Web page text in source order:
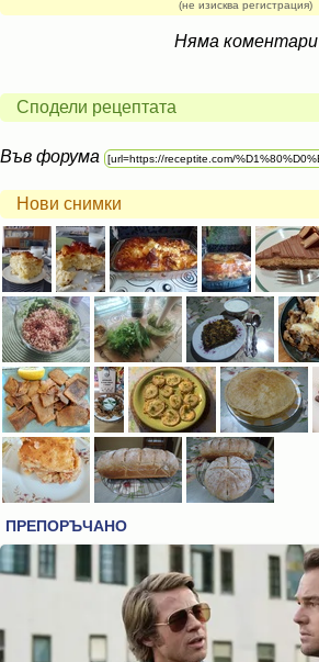
(не изисква регистрация)
Няма коментари
Сподели рецептата
Във форума
Нови снимки